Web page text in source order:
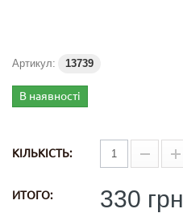
Артикул: 13739
В наявності
КІЛЬКІСТЬ:
ИТОГО: 330 грн